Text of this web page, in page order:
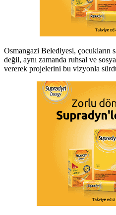
Osmangazi Belediyesi, çocukların
değil, aynı zamanda ruhsal ve
vererek projelerini bu vizyonla